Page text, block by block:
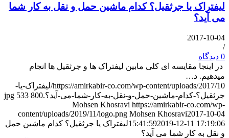
لیفتراک یا جرثقیل؟ کدام ماشین حمل و نقل به کار شما
می آید؟
2017-10-04
/
0 دیدگاه
در اینجا مقایسه ای کلی مابین لیفتراک ها و جرثقیل ها انجام
میدهیم. د…
https://amirkabir-co.com/wp-content/uploads/2017/10/لیفتراک-یا-
جرثقیل؟-کدام-ماشین-حمل-و-نقل-به-کار-شما-می-آید؟.jpg
533 800
Mohsen Khosravi https://amirkabir-co.com/wp-
content/uploads/2019/11/logo.png Mohsen Khosravi2017-10-04
15:41:592019-12-11 17:19:06
لیفتراک یا جرثقیل؟ کدام ماشین حمل
و نقل به کار شما می آید؟